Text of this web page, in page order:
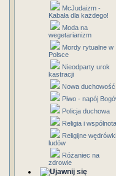
McJudaizm -
Kabała dla każdego!
Moda na
wegetarianizm
Mordy rytualne w
Polsce
Nieodparty urok
kastracji
Nowa duchowość
Piwo - napój
Policja duchowa
Religia i wspólnota
Religijne wędrówki
ludów
Różaniec na
zdrowie